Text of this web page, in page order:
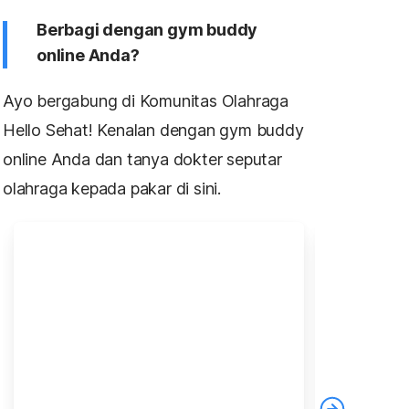
Berbagi dengan gym buddy
online Anda?
Ayo bergabung di Komunitas Olahraga
Hello Sehat! Kenalan dengan gym buddy
online Anda dan tanya dokter seputar
olahraga kepada pakar di sini.